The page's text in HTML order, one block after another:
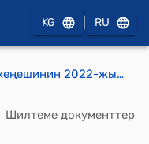
KG RU
Токтогул шаардык кеңешинин 2022-жылдын 08-февралындагы № 07 "Түрткү берүүчү гранттын эсебинен ишке ашырылуучу долбоорго өздүк салым үчүн акча каражатын бөлүп берүү жөнүндө" токтому
Шилтеме документтер